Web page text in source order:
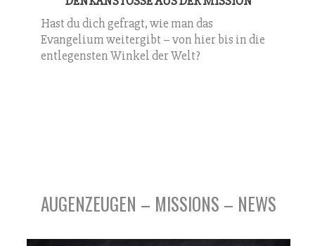
Hast du dich gefragt, wie man das
Evangelium weitergibt – von hier bis in die
entlegensten Winkel der Welt?
AUGENZEUGEN – MISSIONS – NEWS